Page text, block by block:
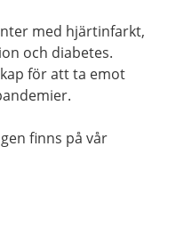
med hjärtinfarkt,
och diabetes.
för att ta emot
finns på vår